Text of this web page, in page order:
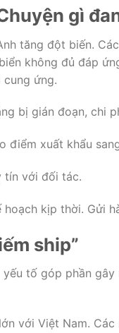
gì
tăng đột biến.
không đủ đáp
ứng.
bị gián đoạn, chi
điểm xuất khẩu
tín với đối tác.
kịp thời. Gửi
ship”
tố góp phần
với Việt Nam.